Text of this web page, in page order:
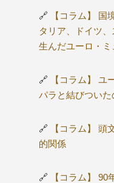
🔗
【コラム】 国
タリア、ドイツ
生んだユーロ・
🔗
【コラム】 ユ
パラと結びついた
🔗
【コラム】 頭
的関係
🔗
【コラム】 90